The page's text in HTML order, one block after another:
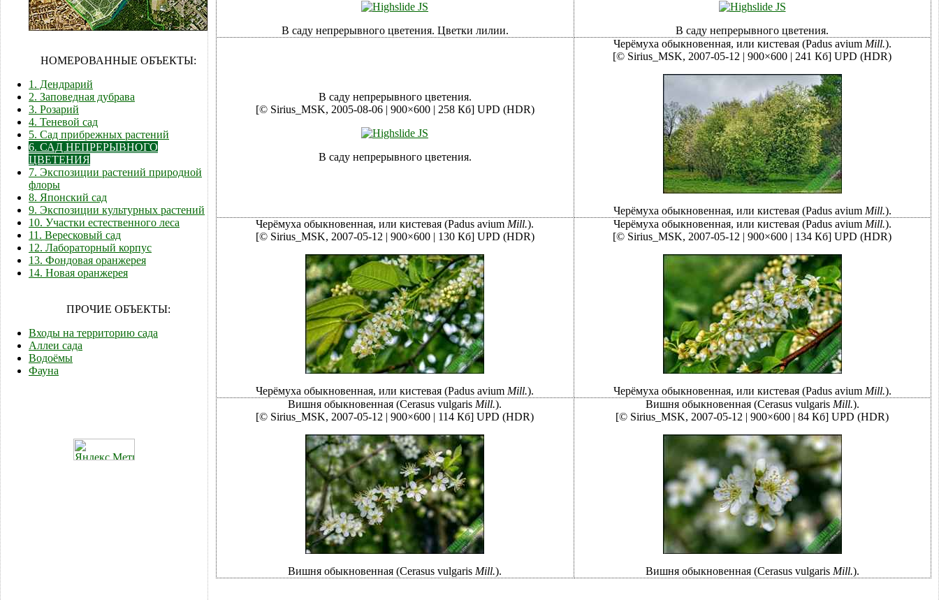
НОМЕРОВАННЫЕ ОБЪЕКТЫ:
1. Дендрарий
2. Заповедная дубрава
3. Розарий
4. Теневой сад
5. Сад прибрежных растений
6. САД НЕПРЕРЫВНОГО
ЦВЕТЕНИЯ
7. Экспозиции растений природной
флоры
8. Японский сад
9. Экспозиции культурных растений
10. Участки естественного леса
11. Вересковый сад
12. Лабораторный корпус
13. Фондовая оранжерея
14. Новая оранжерея
ПРОЧИЕ ОБЪЕКТЫ:
Входы на территорию сада
Аллеи сада
Водоёмы
Фауна
В саду непрерывного цветения. Цветки лилии. В саду непрерывного цветения.
В саду непрерывного цветения.
[© Sirius_MSK, 2005-08-06 | 900×600 | 258 Кб]UPD (HDR)
В саду непрерывного цветения.
Черёмуха обыкновенная, или кистевая (Рadus avium Mill.).
[© Sirius_MSK, 2007-05-12 | 900×600 | 241 Кб] UPD (HDR)
Черёмуха обыкновенная, или кистевая (Рadus avium Mill.).
Черёмуха обыкновенная, или кистевая (Рadus avium Mill.).
[© Sirius_MSK, 2007-05-12 | 900×600 | 130 Кб]UPD (HDR)
Черёмуха обыкновенная, или кистевая (Рadus avium Mill.).
Черёмуха обыкновенная, или кистевая (Рadus avium Mill.).
[© Sirius_MSK, 2007-05-12 | 900×600 | 134 Кб] UPD (HDR)
Черёмуха обыкновенная, или кистевая (Рadus avium Mill.).
Вишня обыкновенная (Cerasus vulgaris Mill.).
[© Sirius_MSK, 2007-05-12 | 900×600 | 114 Кб] UPD (HDR)
Вишня обыкновенная (Cerasus vulgaris Mill.).
Вишня обыкновенная (Cerasus vulgaris Mill.).
[© Sirius_MSK, 2007-05-12 | 900×600 | 84 Кб] UPD (HDR)
Вишня обыкновенная (Cerasus vulgaris Mill.).